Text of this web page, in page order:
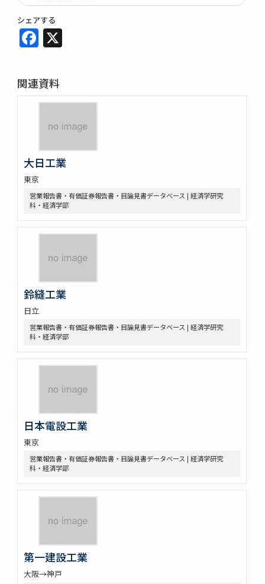
シェアする
Facebook
関連資料
大日工業
東京
営業報告書・有価証券報告書・目論見書データベース | 経済学研究
科・経済学部
鈴縫工業
日立
営業報告書・有価証券報告書・目論見書データベース | 経済学研究
科・経済学部
日本電設工業
東京
営業報告書・有価証券報告書・目論見書データベース | 経済学研究
科・経済学部
第一建設工業
大阪→神戸